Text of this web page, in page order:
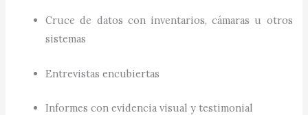
Cruce de datos con inventarios, cámaras u otros
sistemas
Entrevistas encubiertas
Informes con evidencia visual y testimonial